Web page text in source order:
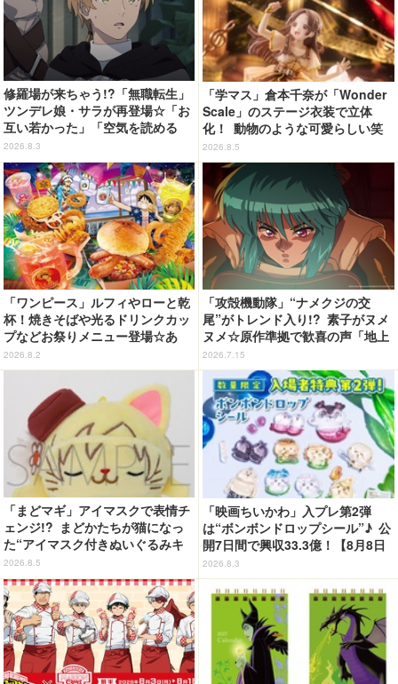
修羅場が来ちゃう!?「無職転生」
ツンデレ娘・サラが再登場☆「お
互い若かった」「空気を読める
嫁」「嫁が3人になりそうなフラ
グ」【第6話ネタバレあり反応ま
とめ】
2026.8.3
「学マス」倉本千奈が「Wonder
Scale」のステージ衣装で立体
化！ 動物のような可愛らしい笑
顔が眩しい♪
2026.8.5
「ワンピース」ルフィやローと乾
杯！焼きそばや光るドリンクカッ
プなどお祭りメニュー登場☆あ
の“麦わら帽子”もグッズ化!? 【U
SJ「ワンピース・プレミア・サマ
ー」が開幕】
2026.8.2
「攻殻機動隊」“ナメクジの交
尾”がトレンド入り!? 素子がヌメ
ヌメ☆原作準拠で歓喜の声「地上
波でギリギリ流せるレベル」「か
なり頑張ったな」「制作陣に感謝
してもしきれない」第2話【ネタ
バレあり反応まとめ】
2026.7.15
「まどマギ」アイマスクで表情チ
ェンジ!? まどかたちが猫になっ
た“アイマスク付きぬいぐるみキ
ーホルダー”が登場
2026.8.5
「映画ちいかわ」入プレ第2弾
は“ボンボンドロップシール”♪ 公
開7日間で興収33.3億！【8月8日
～】
2026.8.3